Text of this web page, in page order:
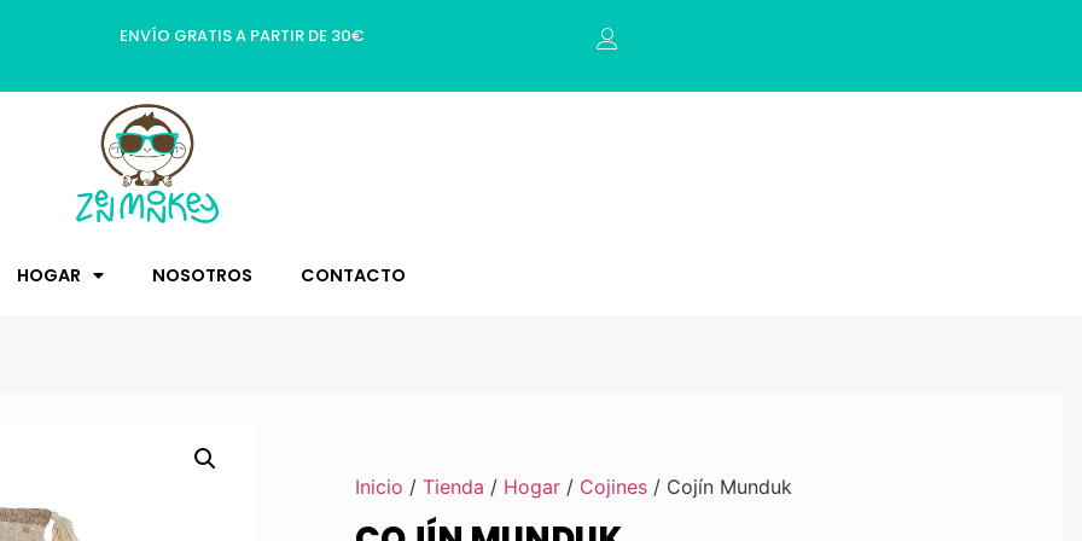
ENVÍO GRATIS A PARTIR DE 30€
HOGAR NOSOTROS CONTACTO
Inicio / Tienda / Hogar/ Cojines/ Cojín Munduk